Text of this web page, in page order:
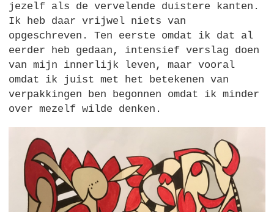
jezelf als de vervelende duistere kanten.
Ik heb daar vrijwel niets van
opgeschreven. Ten eerste omdat ik dat al
eerder heb gedaan, intensief verslag doen
van mijn innerlijk leven, maar vooral
omdat ik juist met het betekenen van
verpakkingen ben begonnen omdat ik minder
over mezelf wilde denken.